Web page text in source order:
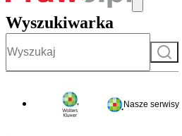
Wyszukiwarka
Szukaj
Nasze serwisy